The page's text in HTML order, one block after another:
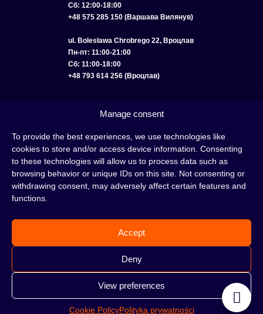
Manage consent
To provide the best experiences, we use technologies like
cookies to store and/or access device information. Consenting
to these technologies will allow us to process data such as
browsing behavior or unique IDs on this site. Not consenting or
withdrawing consent, may adversely affect certain features and
functions.
Accept
Deny
View preferences
Cookie PolicyPolityka prywatności
Сб: 12:00-18:00
+48 575 285 150 (Варшава Вилянув)
ul. Bolesława Chrobrego 22, Вроцлав
Пн-пт: 11:00-21:00
Сб: 11:00-18:00
+48 793 614 256 (Вроцлав)
УСЛОВИЯ ИСПОЛЬЗОВАНИЯ ПОЛИТИКА COOKIE
Кальян — это отличная идея для вечера, проведенного с друзьями или в
одиночестве; это интересный ритуал, который покорил сердца многих людей.
Несмотря на то, знакомы тебе слова «кальян» или «кальянный табак» или
нет, это место идеально подходит для тебя!
е жди, а сразу отправляйся в наш
кальянный магазин и совершай покупки.